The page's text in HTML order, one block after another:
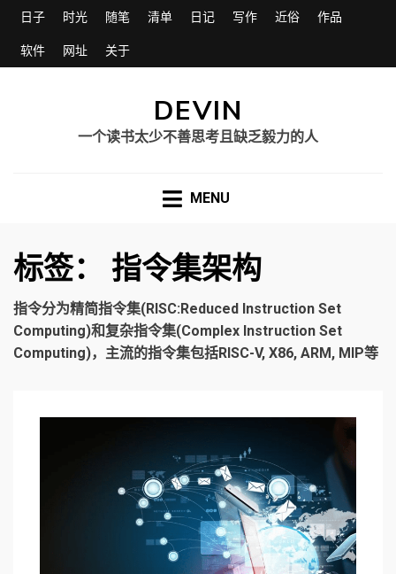
日子 时光 随笔 清单 日记 写作 近俗 作品
软件 网址 关于
DEVIN
一个读书太少不善思考且缺乏毅力的人
MENU
标签： 指令集架构
指令分为精简指令集(RISC:Reduced Instruction Set
Computing)和复杂指令集(Complex Instruction Set
Computing)，主流的指令集包括RISC-V, X86, ARM, MIP等